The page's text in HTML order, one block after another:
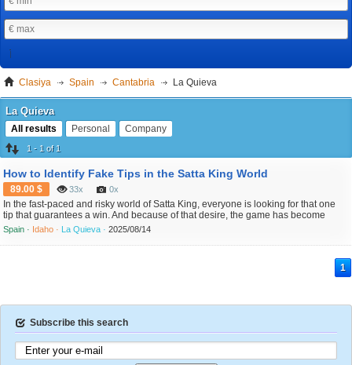
Clasiya Spain Cantabria La Quieva
La Quieva
All results Personal Company
1 - 1 of 1
How to Identify Fake Tips in the Satta King World
89.00 $ 33x 0x
In the fast-paced and risky world of Satta King, everyone is looking for that one
tip that guarantees a win. And because of that desire, the game has become
flooded with fake tipsters, WhatsApp spammers, Telegram groups, and YouTube
creators promising "100% jodi," "guaranteed Desawar number," or "today fix
game." Unfortunately, most of these tips a...
Spain · Idaho · La Quieva ·2025/08/14
1
Subscribe this search